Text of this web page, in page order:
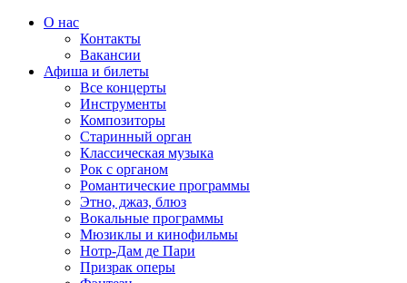
О нас
Контакты
Вакансии
Афиша и билеты
Все концерты
Инструменты
Композиторы
Старинный орган
Классическая музыка
Рок с органом
Романтические программы
Этно, джаз, блюз
Вокальные программы
Мюзиклы и кинофильмы
Нотр-Дам де Пари
Призрак оперы